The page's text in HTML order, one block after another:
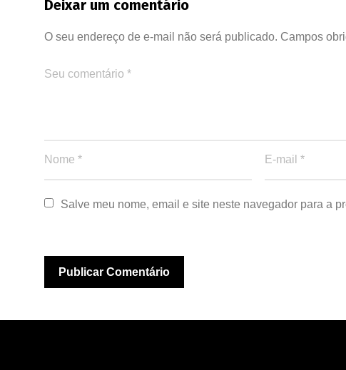
Deixar um comentário
O seu endereço de e-mail não será publicado. Campos
Salve meu nome, email e site neste navegador para a